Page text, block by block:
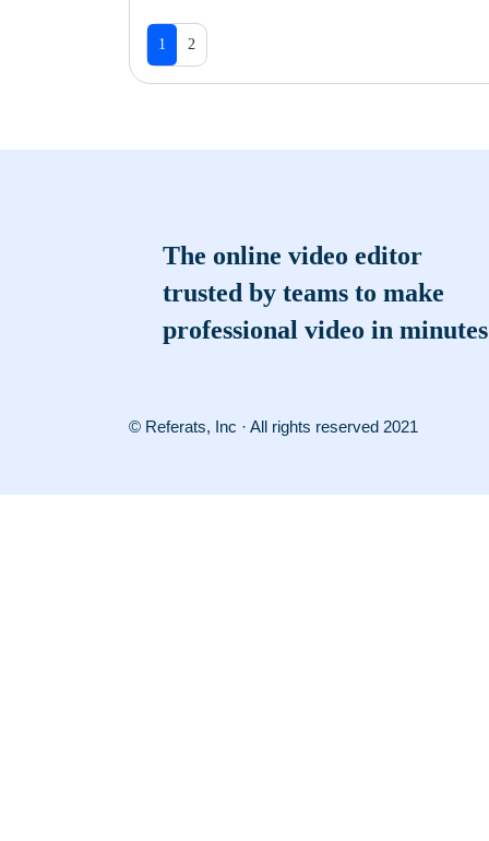
1 2
The online video editor
trusted by teams to make
professional video in minutes
© Referats, Inc · All rights reserved 2021